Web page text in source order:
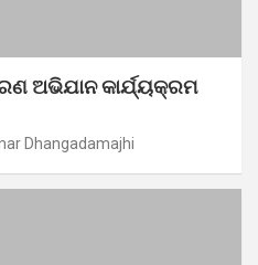
ଅଭିଯାନ କାର୍ଯ୍ୟକ୍ରମ
Dhangadamajhi